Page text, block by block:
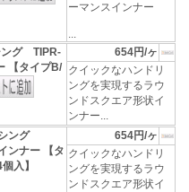
ーマンスインナー
...
ング TIPR-
【タイプB/
654円/ヶ
クイックなハンドリ
ングを実現するラウ
ンドスクエア形状イ
ンナー...
ング
ンナー 【タ
入】
654円/ヶ
クイックなハンドリ
ングを実現するラウ
ンドスクエア形状イ